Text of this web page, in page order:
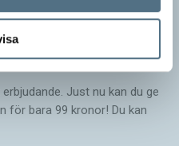
till påsk!
Just nu kan du ge
för bara 99 kronor! Du kan